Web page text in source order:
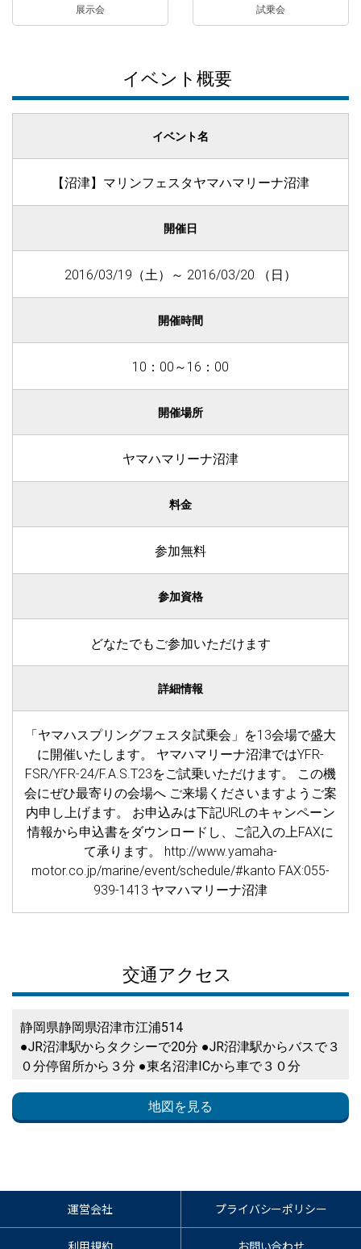
展示会 試乗会
イベント概要
イベント名
【沼津】マリンフェスタヤマハマリーナ沼津
開催日
2016/03/19（土）～ 2016/03/20 （日）
開催時間
10：00～16：00
開催場所
ヤマハマリーナ沼津
料金
参加無料
参加資格
どなたでもご参加いただけます
詳細情報
「ヤマハスプリングフェスタ試乗会」を13会場で盛大
に開催いたします。 ヤマハマリーナ沼津ではYFR-
FSR/YFR-24/F.A.S.T23をご試乗いただけます。 この機
会にぜひ最寄りの会場へ ご来場くださいますようご案
内申し上げます。 お申込みは下記URLのキャンペーン
情報から申込書をダウンロードし、ご記入の上FAXに
て承ります。 http://www.yamaha-
motor.co.jp/marine/event/schedule/#kanto FAX:055-
939-1413 ヤマハマリーナ沼津
交通アクセス
静岡県静岡県沼津市江浦514
●JR沼津駅からタクシーで20分 ●JR沼津駅からバスで３
０分停留所から３分 ●東名沼津ICから車で３０分
地図を見る
運営会社 プライバシーポリシー
利用規約 お問い合わせ